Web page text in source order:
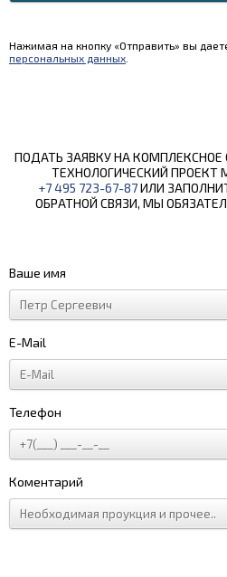
Нажимая на кнопку «Отправить» вы
персональных данных
ПОДАТЬ ЗАЯВКУ НА
ТЕХНОЛОГИЧЕСКИЙ
+7 495 723-67-87ИЛИ
ОБРАТНОЙ СВЯЗИ, МЫ
Ваше имя
E-Mail
Телефон
Коментарий